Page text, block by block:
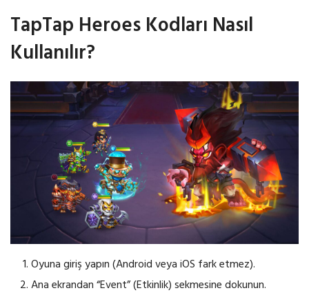
TapTap Heroes Kodları Nasıl
Kullanılır?
Oyuna giriş yapın (Android veya iOS fark etmez).
Ana ekrandan “Event” (Etkinlik) sekmesine dokunun.